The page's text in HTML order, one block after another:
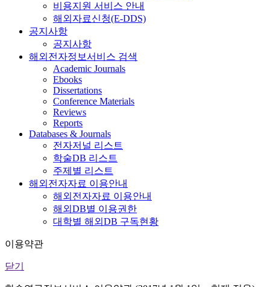
비용지원 서비스 안내
해외자료신청(E-DDS)
공지사항
공지사항
해외전자정보서비스 검색
Academic Journals
Ebooks
Dissertations
Conference Materials
Reviews
Reports
Databases & Journals
전자저널 리스트
학술DB 리스트
주제별 리스트
해외전자자료 이용안내
해외전자자료 이용안내
해외DB별 이용권한
대학별 해외DB 구독현황
이용약관
닫기